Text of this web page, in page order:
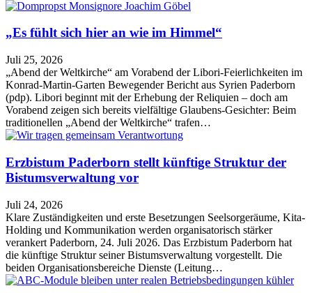
„Es fühlt sich hier an wie im Himmel“
Juli 25, 2026
„Abend der Weltkirche“ am Vorabend der Libori-Feierlichkeiten im
Konrad-Martin-Garten Bewegender Bericht aus Syrien Paderborn
(pdp). Libori beginnt mit der Erhebung der Reliquien – doch am
Vorabend zeigen sich bereits vielfältige Glaubens-Gesichter: Beim
traditionellen „Abend der Weltkirche“ trafen…
Erzbistum Paderborn stellt künftige Struktur der
Bistumsverwaltung vor
Juli 24, 2026
Klare Zuständigkeiten und erste Besetzungen Seelsorgeräume, Kita-
Holding und Kommunikation werden organisatorisch stärker
verankert Paderborn, 24. Juli 2026. Das Erzbistum Paderborn hat
die künftige Struktur seiner Bistumsverwaltung vorgestellt. Die
beiden Organisationsbereiche Dienste (Leitung…